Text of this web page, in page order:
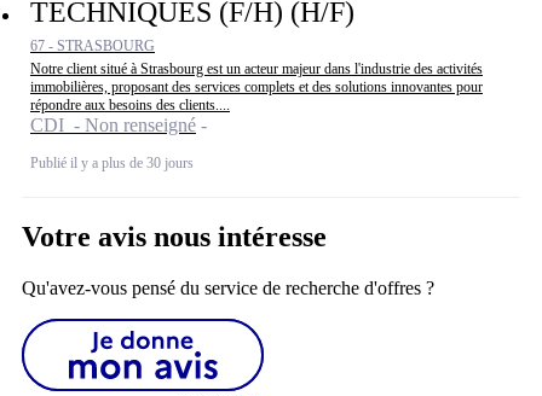
TECHNIQUES (F/H) (H/F)
67 - STRASBOURG
Notre client situé à Strasbourg est un acteur majeur dans l'industrie des activités
immobilières, proposant des services complets et des solutions innovantes pour
répondre aux besoins des clients....
CDI - Non renseigné
Publié il y a plus de 30 jours
Votre avis nous intéresse
Qu'avez-vous pensé du service de recherche d'offres ?